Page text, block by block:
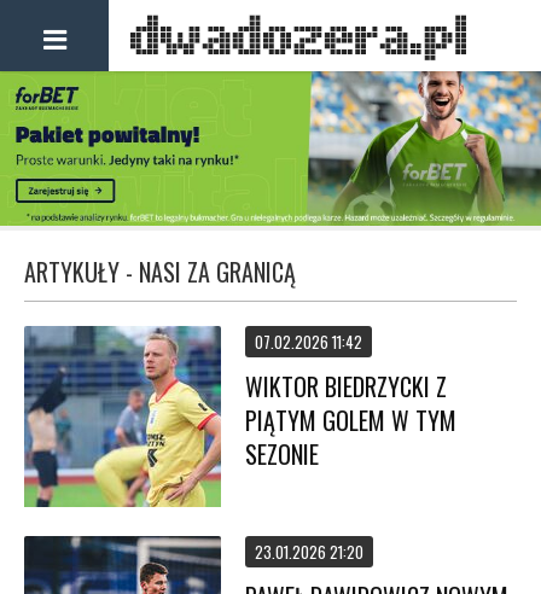
ARTYKUŁY - NASI ZA GRANICĄ
07.02.2026 11:42
WIKTOR BIEDRZYCKI Z
PIĄTYM GOLEM W TYM
SEZONIE
23.01.2026 21:20